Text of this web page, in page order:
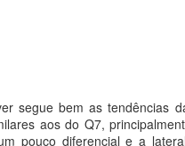
segue bem as tendências
aos do Q7,
pouco diferencial e a